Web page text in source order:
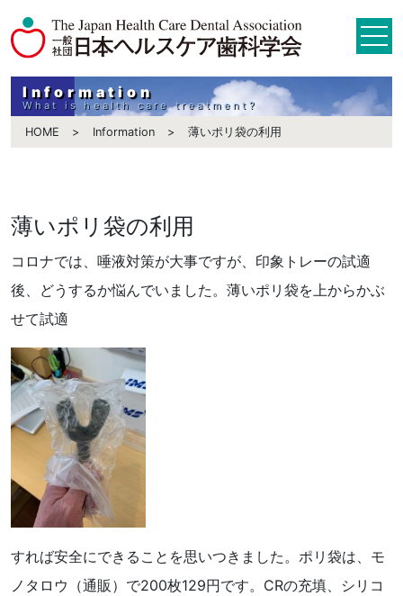
Information
What is health care treatment?
HOME Information 薄いポリ袋の利用
薄いポリ袋の利用
コロナでは、唾液対策が大事ですが、印象トレーの試適
後、どうするか悩んでいました。薄いポリ袋を上からかぶ
せて試適
すれば安全にできることを思いつきました。ポリ袋は、モ
ノタロウ（通販）で200枚129円です。CRの充填、シリコ